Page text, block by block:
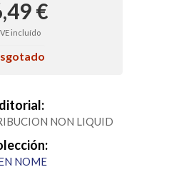
€
incluído
NON LIQUID
NOME